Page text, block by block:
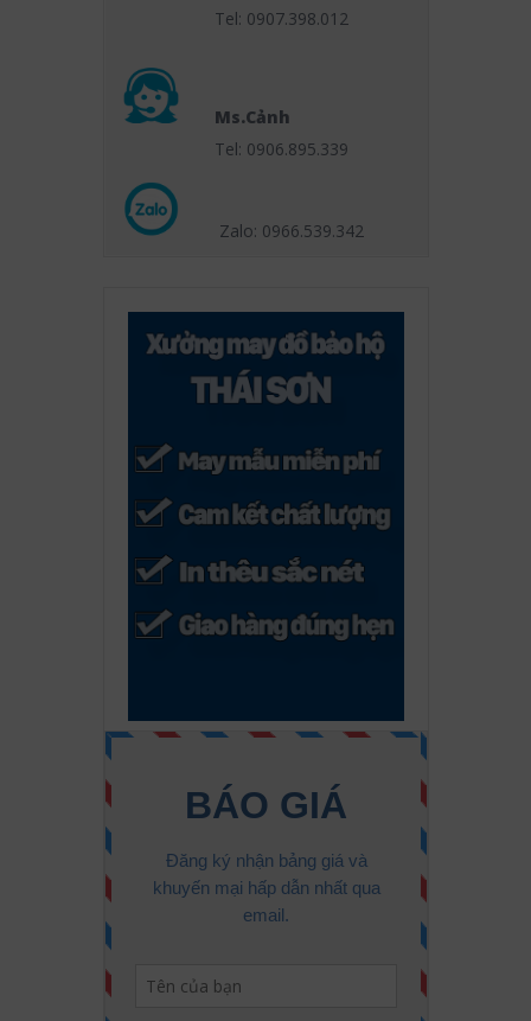
Tel: 0907.398.012
Ms.Cảnh
Tel: 0906.895.339
Zalo: 0966.539.342